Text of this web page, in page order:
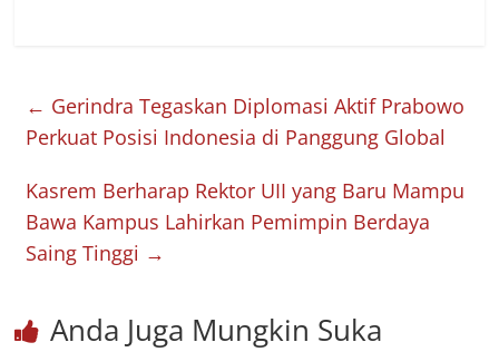
← Gerindra Tegaskan Diplomasi Aktif Prabowo
Perkuat Posisi Indonesia di Panggung Global
Kasrem Berharap Rektor UII yang Baru Mampu
Bawa Kampus Lahirkan Pemimpin Berdaya
Saing Tinggi →
Anda Juga Mungkin Suka